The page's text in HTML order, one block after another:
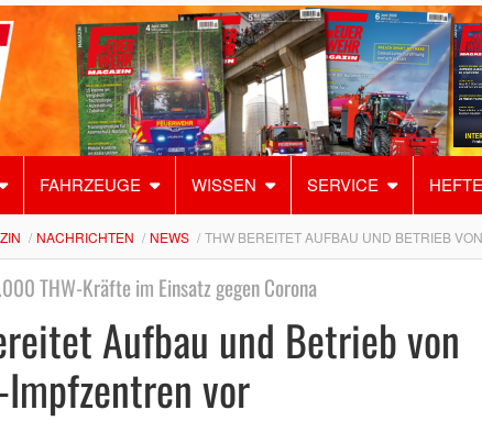
FAHRZEUGE WISSEN SERVICE HEFTE
NACHRICHTEN NEWS THW BEREITET AUFBAU UND BETRIEB
THW-Kräfte im Einsatz gegen Corona
Aufbau und Betrieb von
vor